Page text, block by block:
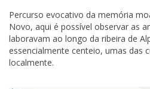
Percurso evocativo da memória
Novo, aqui é possível observar as
laboravam ao longo da ribeira de
essencialmente centeio, umas das
localmente.